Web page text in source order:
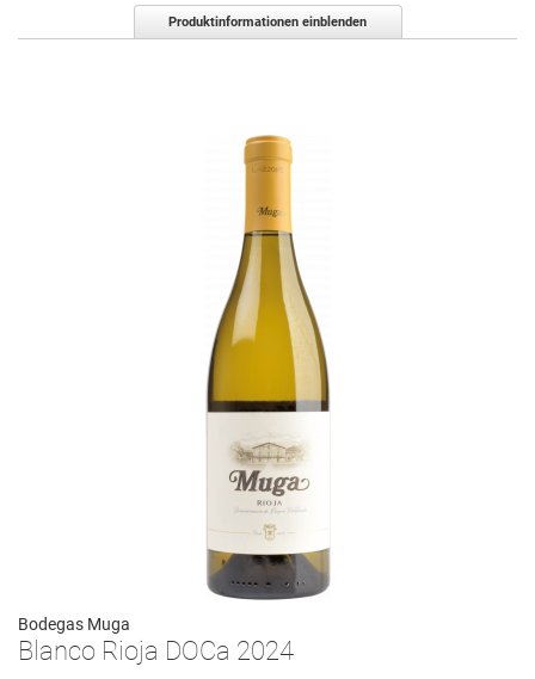
Produktinformationen einblenden
Bodegas Muga
Blanco Rioja DOCa 2024